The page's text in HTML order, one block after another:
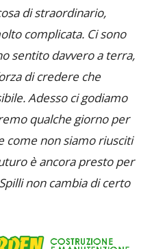
di straordinario,
complicata. Ci sono
sentito davvero a terra,
di credere che
Adesso ci godiamo
qualche giorno per
come non siamo riusciti
è ancora presto per
non cambia di certo